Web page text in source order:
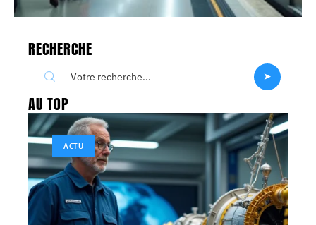
RECHERCHE
AU TOP
ACTU